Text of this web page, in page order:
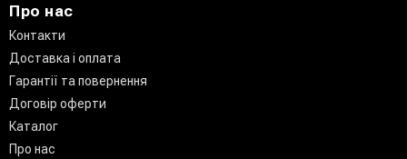
Про нас
Контакти
Доставка і оплата
Гарантії та повернення
Договір оферти
Каталог
Про нас